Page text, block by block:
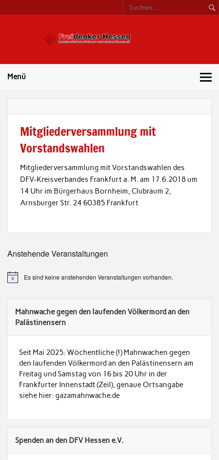
Menü
Mitgliederversammlung mit
Vorstandswahlen
Mitgliederversammlung mit Vorstandswahlen des
DFV-Kreisverbandes Frankfurt a. M. am 17.6.2018 um
14 Uhr im Bürgerhaus Bornheim, Clubraum 2,
Arnsburger Str. 24 60385 Frankfurt
Anstehende Veranstaltungen
Es sind keine anstehenden Veranstaltungen vorhanden.
Mahnwache gegen den laufenden Völkermord an den
Palästinensern
Seit Mai 2025: Wöchentliche (!) Mahnwachen gegen
den laufenden Völkermord an den Palästinensern am
Freitag und Samstag von 16 bis 20 Uhr in der
Frankfurter Innenstadt (Zeil), genaue Ortsangabe
siehe hier: gazamahnwache.de
Spenden an den DFV Hessen e.V.